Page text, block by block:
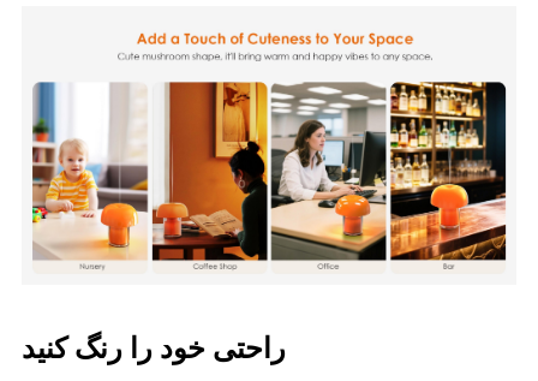
راحتی خود را رنگ کنید